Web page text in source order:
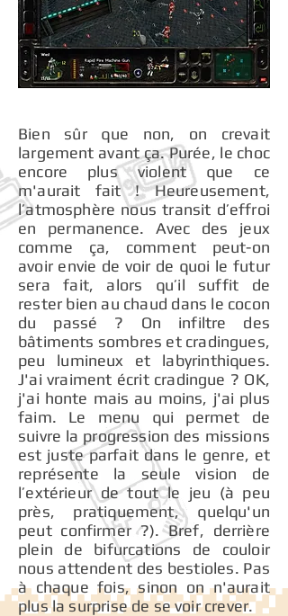
Bien sûr que non, on crevait
largement avant ça. Purée, le choc
encore plus violent que ce
m'aurait fait ! Heureusement,
l’atmosphère nous transit d’effroi
en permanence. Avec des jeux
comme ça, comment peut-on
avoir envie de voir de quoi le futur
sera fait, alors qu’il suffit de
rester bien au chaud dans le cocon
du passé ? On infiltre des
bâtiments sombres et cradingues,
peu lumineux et labyrinthiques.
J'ai vraiment écrit cradingue ? OK,
j'ai honte mais au moins, j'ai plus
faim. Le menu qui permet de
suivre la progression des missions
est juste parfait dans le genre, et
représente la seule vision de
l’extérieur de tout le jeu (à peu
près, pratiquement, quelqu'un
peut confirmer ?). Bref, derrière
plein de bifurcations de couloir
nous attendent des bestioles. Pas
à chaque fois, sinon on n'aurait
plus la surprise de se voir crever.